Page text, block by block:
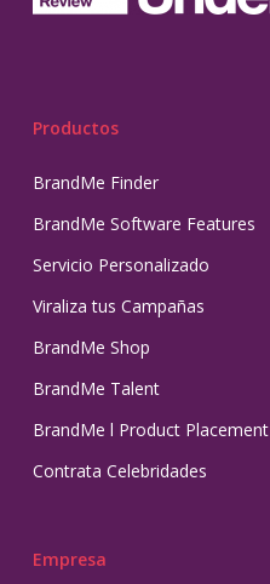
Productos
BrandMe Finder
BrandMe Software Features
Servicio Personalizado
Viraliza tus Campañas
BrandMe Shop
BrandMe Talent
BrandMe l Product Placement
Contrata Celebridades
Empresa